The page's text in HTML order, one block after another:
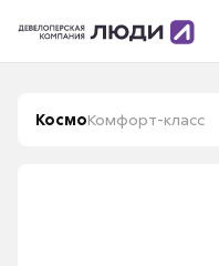
КосмоКомфорт-класс